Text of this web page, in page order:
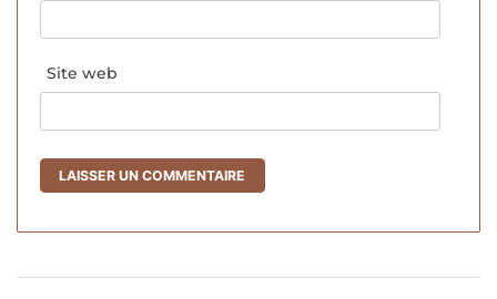
Site web